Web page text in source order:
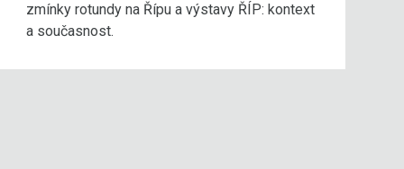
zmínky rotundy na Řípu a výstavy ŘÍP: kontext
a současnost.